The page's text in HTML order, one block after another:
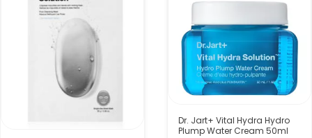
Dr. Jart+ Vital Hydra Hydro
Plump Water Cream 50ml